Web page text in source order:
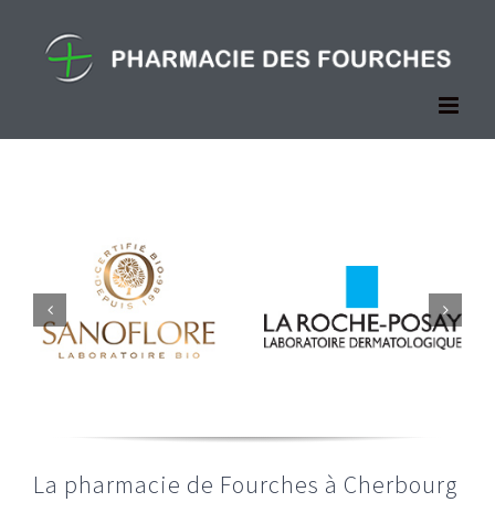
La pharmacie de Fourches à Cherbourg